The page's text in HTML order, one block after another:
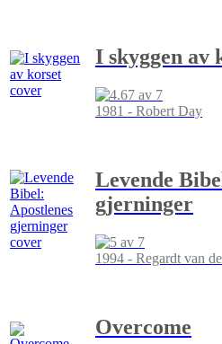
I skyggen av
1981 - Robert Day
Levende
gjerninger
1994 - Regardt van
Overcome